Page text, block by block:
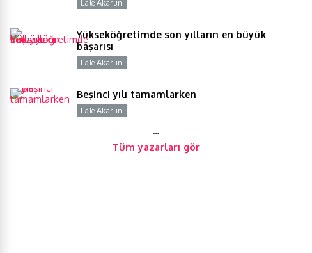
Lale Akarun
Yükseköğretimde son yılların en büyük
başarısı
Lale Akarun
Beşinci yılı tamamlarken
Lale Akarun
…
Tüm yazarları gör